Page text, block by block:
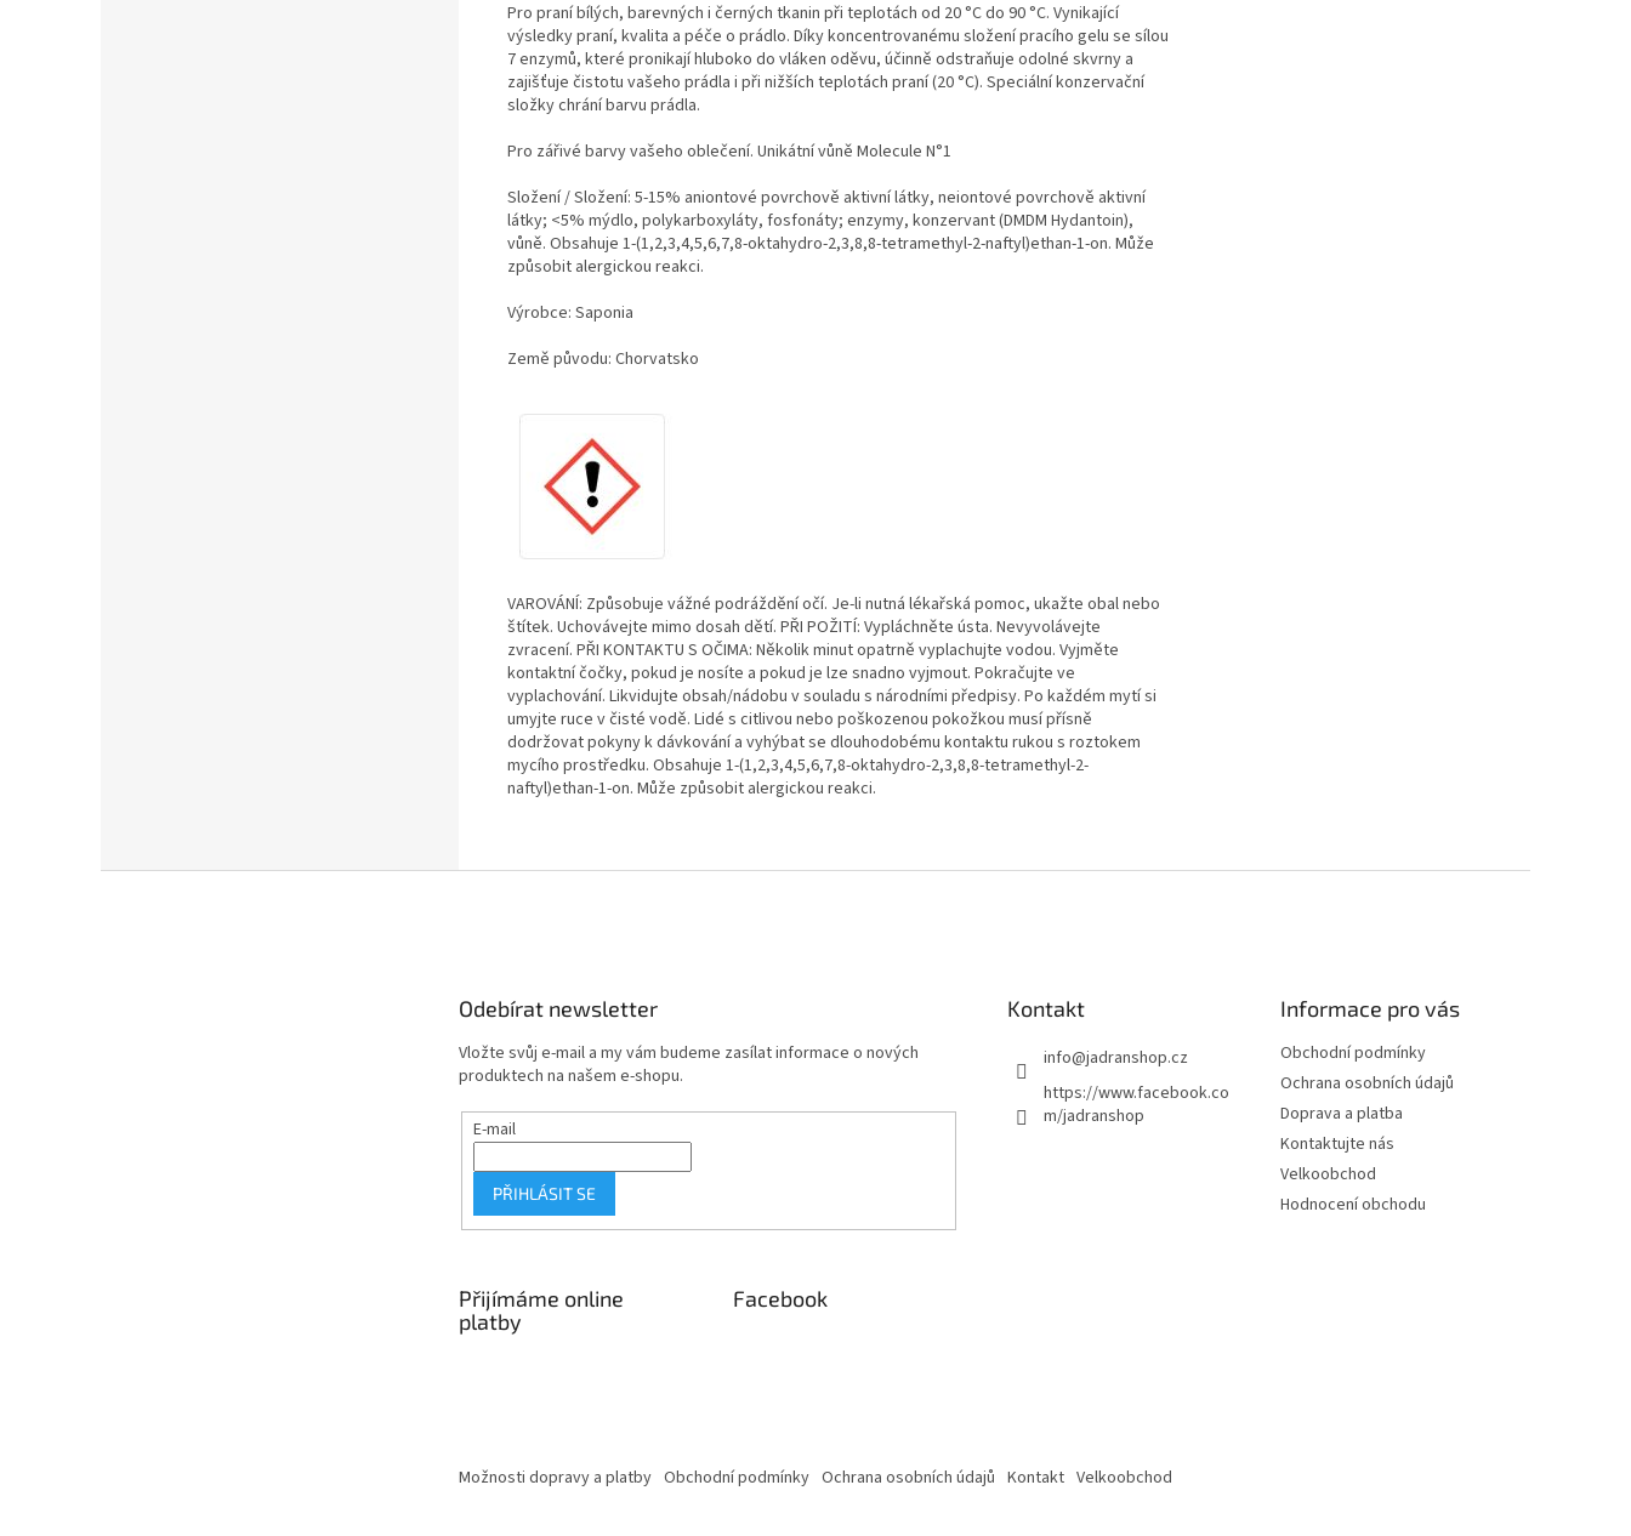
Pro praní bílých, barevných i černých tkanin při teplotách od 20 °C do 90 °C. Vynikající
výsledky praní, kvalita a péče o prádlo. Díky koncentrovanému složení pracího gelu se sílou
7 enzymů, které pronikají hluboko do vláken oděvu, účinně odstraňuje odolné skvrny a
zajišťuje čistotu vašeho prádla i při nižších teplotách praní (20 °C). Speciální konzervační
složky chrání barvu prádla.
Pro zářivé barvy vašeho oblečení. Unikátní vůně Molecule N°1
Složení / Složení: 5-15% aniontové povrchově aktivní látky, neiontové povrchově aktivní
látky; <5% mýdlo, polykarboxyláty, fosfonáty; enzymy, konzervant (DMDM Hydantoin),
vůně. Obsahuje 1-(1,2,3,4,5,6,7,8-oktahydro-2,3,8,8-tetramethyl-2-naftyl)ethan-1-on. Může
způsobit alergickou reakci.
Výrobce: Saponia
Země původu: Chorvatsko
VAROVÁNÍ: Způsobuje vážné podráždění očí. Je-li nutná lékařská pomoc, ukažte obal nebo
štítek. Uchovávejte mimo dosah dětí. PŘI POŽITÍ: Vypláchněte ústa. Nevyvolávejte
zvracení. PŘI KONTAKTU S OČIMA: Několik minut opatrně vyplachujte vodou. Vyjměte
kontaktní čočky, pokud je nosíte a pokud je lze snadno vyjmout. Pokračujte ve
vyplachování. Likvidujte obsah/nádobu v souladu s národními předpisy. Po každém mytí si
umyjte ruce v čisté vodě. Lidé s citlivou nebo poškozenou pokožkou musí přísně
dodržovat pokyny k dávkování a vyhýbat se dlouhodobému kontaktu rukou s roztokem
mycího prostředku. Obsahuje 1-(1,2,3,4,5,6,7,8-oktahydro-2,3,8,8-tetramethyl-2-
naftyl)ethan-1-on. Může způsobit alergickou reakci.
Odebírat newsletter
Vložte svůj e-mail a my vám budeme zasílat informace o nových
produktech na našem e-shopu.
E-mail
PŘIHLÁSIT SE
Kontakt
info@jadranshop.cz
https://www.facebook.co
m/jadranshop
Informace pro vás
Obchodní podmínky
Ochrana osobních údajů
Doprava a platba
Kontaktujte nás
Velkoobchod
Hodnocení obchodu
Přijímáme online
platby
Facebook
Možnosti dopravy a platby Obchodní podmínky Ochrana osobních údajů Kontakt Velkoobchod